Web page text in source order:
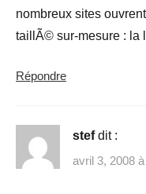
nombreux sites
taillÃ© sur-mesure : la
Répondre
stef dit :
avril 3, 2008